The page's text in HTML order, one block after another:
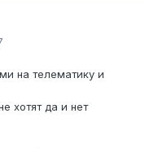
на телематику и
хотят да и нет